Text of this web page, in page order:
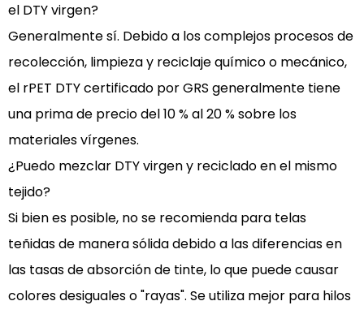
el DTY virgen?
Generalmente sí. Debido a los complejos procesos de
recolección, limpieza y reciclaje químico o mecánico,
el rPET DTY certificado por GRS generalmente tiene
una prima de precio del 10 % al 20 % sobre los
materiales vírgenes.
¿Puedo mezclar DTY virgen y reciclado en el mismo
tejido?
Si bien es posible, no se recomienda para telas
teñidas de manera sólida debido a las diferencias en
las tasas de absorción de tinte, lo que puede causar
colores desiguales o "rayas". Se utiliza mejor para hilos